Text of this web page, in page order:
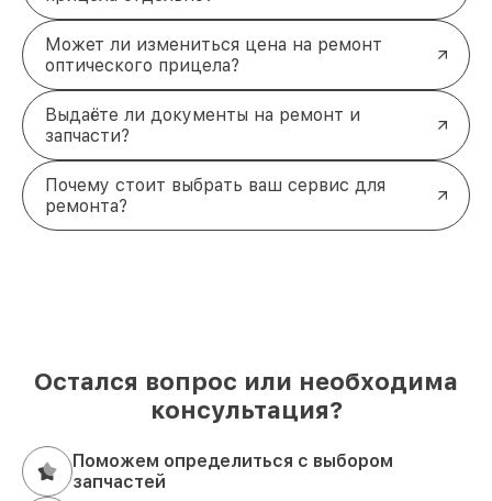
Может ли измениться цена на ремонт
оптического прицела?
Выдаёте ли документы на ремонт и
запчасти?
Почему стоит выбрать ваш сервис для
ремонта?
Остался вопрос или необходима
консультация?
Поможем определиться с выбором
запчастей